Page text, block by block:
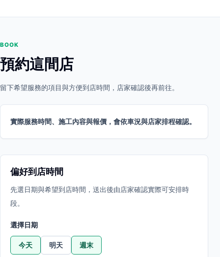
BOOK
預約這間店
留下希望服務的項目與方便到店時間，店家確認後再前往。
實際服務時間、施工內容與報價，會依車況與店家排程確認。
偏好到店時間
先選日期與希望到店時間，送出後由店家確認實際可安排時
段。
選擇日期
今天 明天 週末